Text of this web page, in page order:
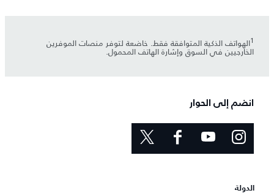
1الهواتف الذكية المتوافقة فقط. خاضعة لتوفر منصات الموفرين
الخارجيين في السوق وإشارة الهاتف المحمول.
انضم إلى الحوار
الدولة